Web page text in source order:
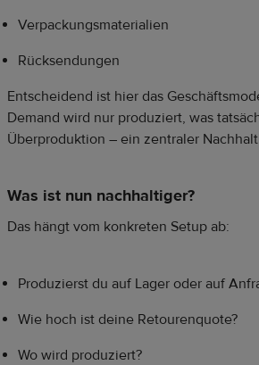
Verpackungsmaterialien
Rücksendungen
Entscheidend ist hier das
Demand wird nur produziert, was
Überproduktion – ein zentraler
Was ist nun nachhaltiger?
Das hängt vom konkreten Setup ab:
Produzierst du auf Lager oder auf
Wie hoch ist deine Retourenquote?
Wo wird produziert?